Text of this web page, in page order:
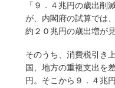
「９．４兆円の歳出削
が、内閣府の試算では
約２０兆円の歳出増が
そのうち、消費税引き
国、地方の重複支出を
円。そこから９．４兆